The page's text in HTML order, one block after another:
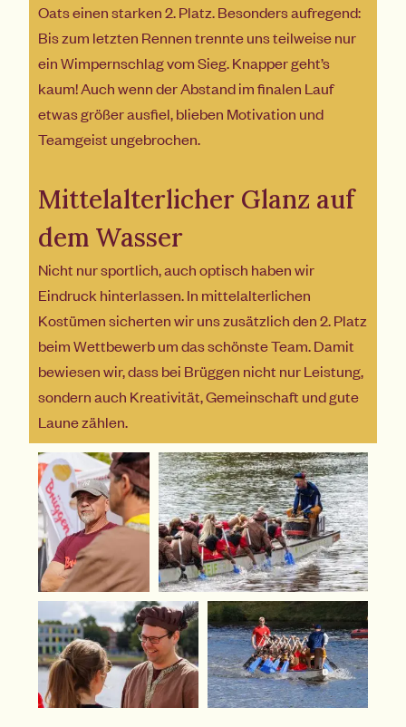
Oats einen starken 2. Platz. Besonders aufregend:
Bis zum letzten Rennen trennte uns teilweise nur
ein Wimpernschlag vom Sieg. Knapper geht’s
kaum! Auch wenn der Abstand im finalen Lauf
etwas größer ausfiel, blieben Motivation und
Teamgeist ungebrochen.
Mittelalterlicher Glanz auf
dem Wasser
Nicht nur sportlich, auch optisch haben wir
Eindruck hinterlassen. In mittelalterlichen
Kostümen sicherten wir uns zusätzlich den 2. Platz
beim Wettbewerb um das schönste Team. Damit
bewiesen wir, dass bei Brüggen nicht nur Leistung,
sondern auch Kreativität, Gemeinschaft und gute
Laune zählen.